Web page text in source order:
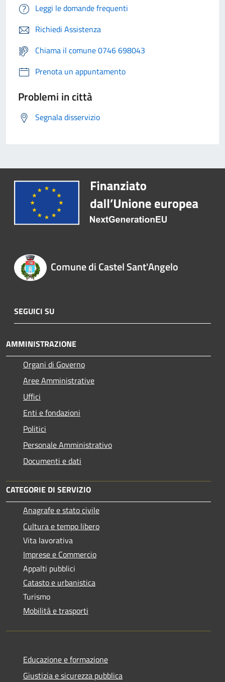
Leggi le domande frequenti
Richiedi Assistenza
Chiama il comune 0746 698043
Prenota un appuntamento
Problemi in città
Segnala disservizio
Comune di Castel Sant'Angelo
SEGUICI SU
AMMINISTRAZIONE
Organi di Governo
Aree Amministrative
Uffici
Enti e fondazioni
Politici
Personale Amministrativo
Documenti e dati
CATEGORIE DI SERVIZIO
Anagrafe e stato civile
Cultura e tempo libero
Vita lavorativa
Imprese e Commercio
Appalti pubblici
Catasto e urbanistica
Turismo
Mobilità e trasporti
Educazione e formazione
Giustizia e sicurezza pubblica